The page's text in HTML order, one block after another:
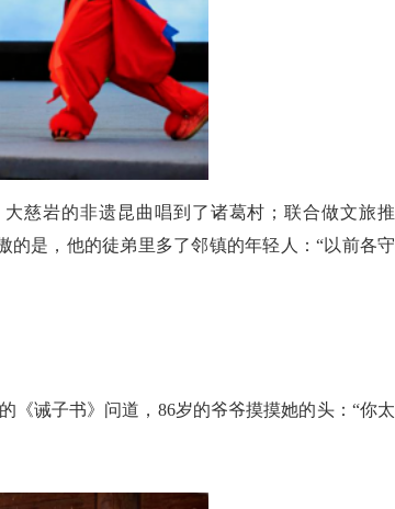
慈岩的非遗昆曲唱到了诸葛村；联合做文旅推
的是，他的徒弟里多了邻镇的年轻人：“以前各守
诫子书》问道，86岁的爷爷摸摸她的头：“你太